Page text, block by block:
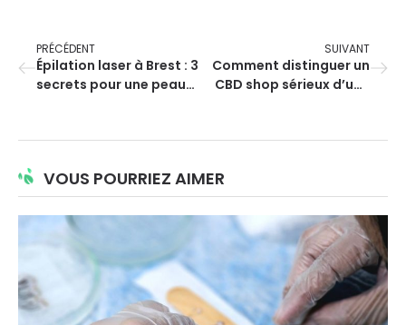
PRÉCÉDENT
Épilation laser à Brest : 3
secrets pour une peau
SUIVANT
Comment distinguer un
CBD shop sérieux d’une
VOUS POURRIEZ AIMER